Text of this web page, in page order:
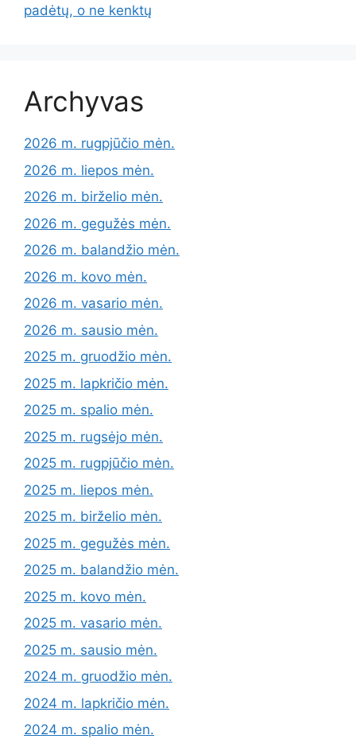
padėtų, o ne kenktų
Archyvas
2026 m. rugpjūčio mėn.
2026 m. liepos mėn.
2026 m. birželio mėn.
2026 m. gegužės mėn.
2026 m. balandžio mėn.
2026 m. kovo mėn.
2026 m. vasario mėn.
2026 m. sausio mėn.
2025 m. gruodžio mėn.
2025 m. lapkričio mėn.
2025 m. spalio mėn.
2025 m. rugsėjo mėn.
2025 m. rugpjūčio mėn.
2025 m. liepos mėn.
2025 m. birželio mėn.
2025 m. gegužės mėn.
2025 m. balandžio mėn.
2025 m. kovo mėn.
2025 m. vasario mėn.
2025 m. sausio mėn.
2024 m. gruodžio mėn.
2024 m. lapkričio mėn.
2024 m. spalio mėn.